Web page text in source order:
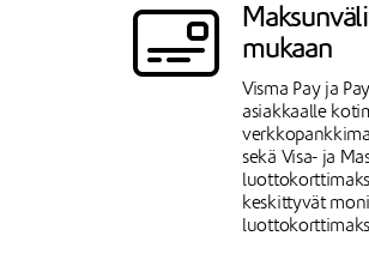
mukaan
Visma Pay ja
asiakkaalle
sekä Visa- ja
keskittyvät